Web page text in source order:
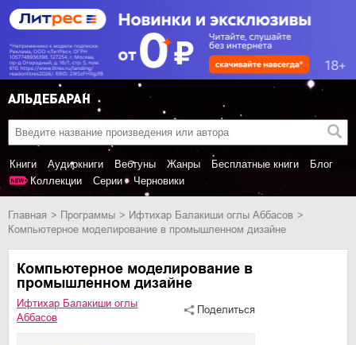
Книги Аудиокниги Вебтуны Жанры Бесплатные книги
Блог
Коллекции
Серии Черновики
Главная программы
Ифтихар Балакиши оглы Аббасов
Компьютерное моделирование в промышленном дизайне
Компьютерное моделирование в
промышленном дизайне
Ифтихар Балакиши оглы
Аббасов
Поделиться